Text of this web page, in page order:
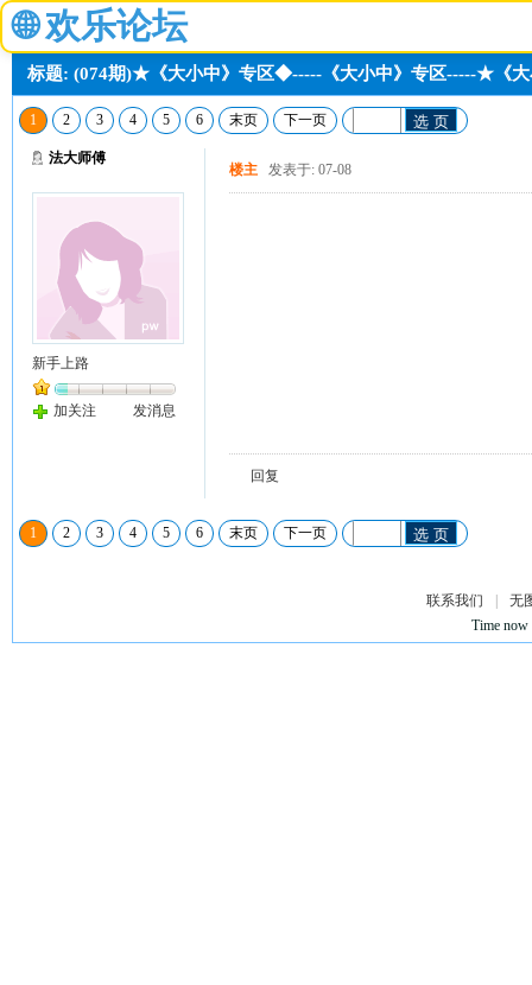
🌐 欢乐论坛
标题: (074期)★《大小中》专区◆-----《大小中》专区-----★《
1 2 3 4 5 6 末页 下一页 选 页
法大师傅
新手上路
加关注 发消息
楼主 发表于: 07-08
回复
1 2 3 4 5 6 末页 下一页 选 页
联系我们
无
Time now